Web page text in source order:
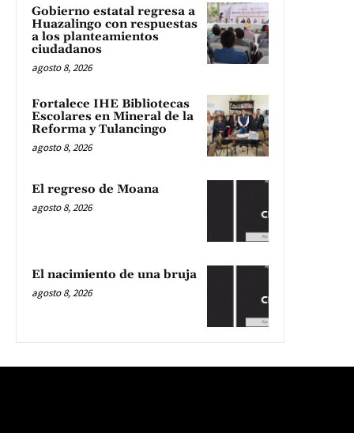
Gobierno estatal regresa a
Huazalingo con respuestas
a los planteamientos
ciudadanos
agosto 8, 2026
Fortalece IHE Bibliotecas
Escolares en Mineral de la
Reforma y Tulancingo
agosto 8, 2026
El regreso de Moana
agosto 8, 2026
El nacimiento de una bruja
agosto 8, 2026